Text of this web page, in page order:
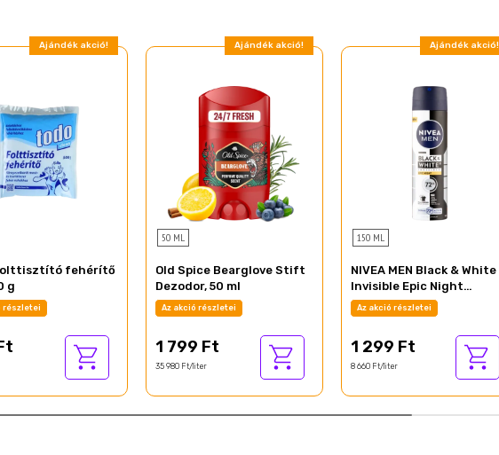
Ajándék akció!
fehérítő
g
részletei
Ajándék akció!
50 ML
Old Spice Bearglove Stift
Dezodor, 50 ml
Az akció részletei
1 799 Ft
35 980 Ft/liter
Ajándék akció!
150 ML
NIVEA MEN Black & White
Invisible Epic Night
izzadásgátló 150 ml
Az akció részletei
1 299 Ft
8 660 Ft/liter